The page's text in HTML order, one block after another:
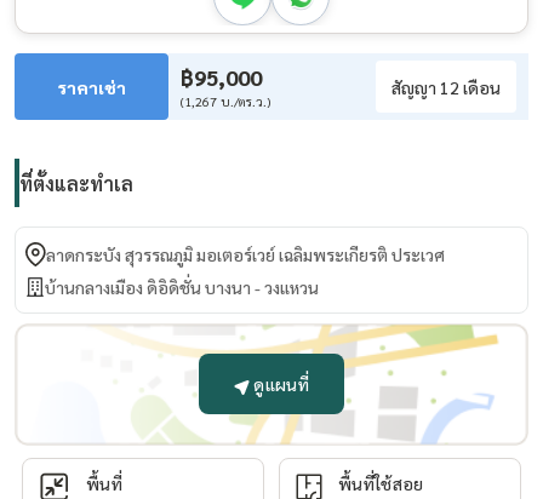
ราคาเช่า ฿95,000
(1,267 บ./ตร.ว.)
สัญญา 12 เดือน
ที่ตั้งและทำเล
ลาดกระบัง สุวรรณภูมิ มอเตอร์เวย์ เฉลิมพระเกียรติ ประเวศ
บ้านกลางเมือง ดิอิดิชั่น บางนา - วงแหวน
ดูแผนที่
พื้นที่
พื้นที่ใช้สอย